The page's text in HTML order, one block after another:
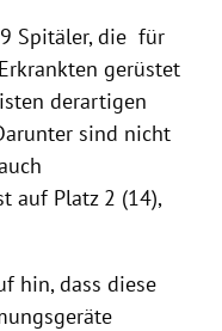
Spitäler, die für
gerüstet
derartigen
sind nicht
auf Platz 2 (14),
hin, dass diese